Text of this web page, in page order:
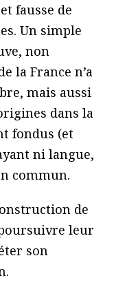
fausse de
Un simple
non
la France n’a
mais aussi
dans la
fondus (et
ni langue,
commun.
de
leur
son